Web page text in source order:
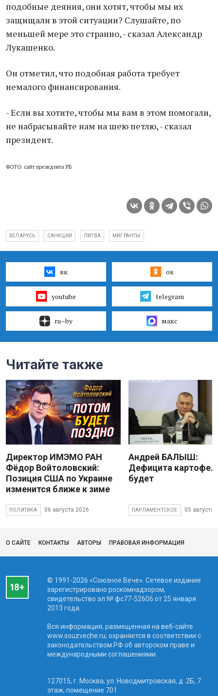
подобные деяния, они хотят, чтобы мы их
защищали в этой ситуации? Слушайте, по
меньшей мере это странно, - сказал Александр
Лукашенко.
Он отметил, что подобная работа требует
немалого финансирования.
- Если вы хотите, чтобы мы вам в этом помогали,
не набрасывайте нам на шею петлю, - сказал
президент.
ФОТО: сайт президента РБ
БЕЛАРУСЬ САНКЦИИ ЛИТВА МИГРАНТЫ
вк ок
youtube telegram
ru–by макс
Читайте также
Директор ИМЭМО РАН
Фёдор Войтоловский:
Позиция США по Украине
изменится ближе к зиме
ПОЛИТИКА 06 августа 2026
Андрей БАЛЫШ:
Дефицита
будет
ПАРЛАМЕНТСКОЕ 05 августа
О САЙТЕ КОНТАКТЫ АВТОРЫ ПРАВОВАЯ ИНФОРМАЦИЯ
© 1991-2026 «Союзное Вече». Сетевое издание
зарегистрировано роскомнадзором,
свидетельство эл № фc77-52606 от 25 января
2013 года.
Вся информация, размещенная на веб-сайте
www.souzveche.ru, охраняется в соответствии с
законодательством РФ об авторском праве и
международными соглашениями.
127015, г. Москва, ул. Новодмитровская, д. 2Б, 7
этаж, помещение 701